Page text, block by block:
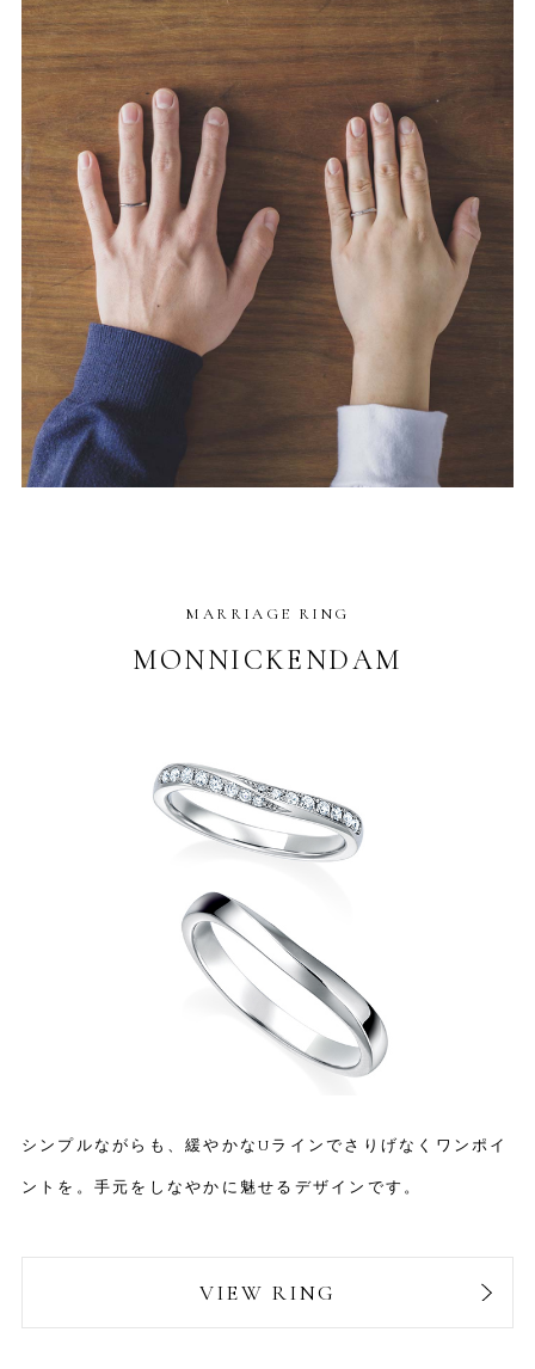
MARRIAGE RING
MONNICKENDAM
シンプルながらも、緩やかなUラインでさりげなくワンポイ
ントを。手元をしなやかに魅せるデザインです。
VIEW RING